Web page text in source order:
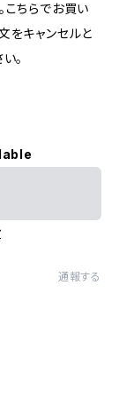
ちらでお買い
をキャンセルと
。
通報する